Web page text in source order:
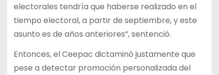
electorales tendría que haberse realizado en el
tiempo electoral, a partir de septiembre, y este
asunto es de años anteriores”, sentenció.
Entonces, el Ceepac dictaminó justamente que
pese a detectar promoción personalizada del